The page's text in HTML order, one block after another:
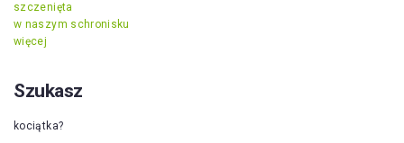
szczenięta
w naszym schronisku
więcej
Szukasz
kociątka?